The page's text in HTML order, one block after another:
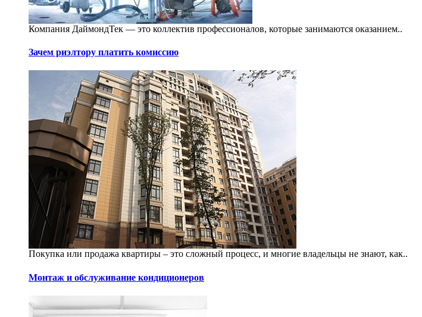
Компания ДаймондТек — это коллектив профессионалов, которые занимаются оказанием..
Зачем риэлтору платить комиссию
Покупка или продажа квартиры – это сложный процесс, и многие владельцы не знают, как..
Монтаж и обслуживание кондиционеров